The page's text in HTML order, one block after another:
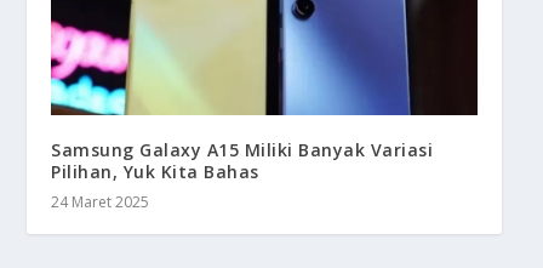
Samsung Galaxy A15 Miliki Banyak Variasi
Pilihan, Yuk Kita Bahas
24 Maret 2025